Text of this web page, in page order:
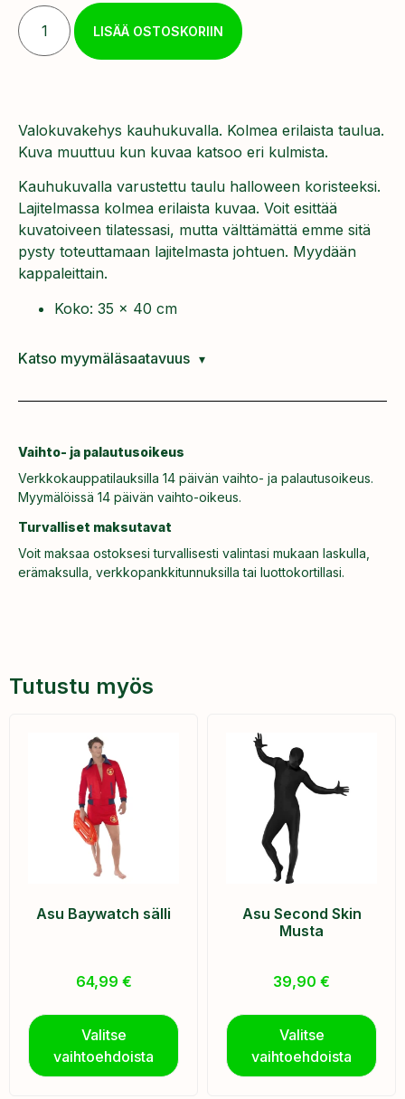
LISÄÄ OSTOSKORIIN
Valokuvakehys kauhukuvalla. Kolmea erilaista taulua.
Kuva muuttuu kun kuvaa katsoo eri kulmista.
Kauhukuvalla varustettu taulu halloween koristeeksi.
Lajitelmassa kolmea erilaista kuvaa. Voit esittää
kuvatoiveen tilatessasi, mutta välttämättä emme sitä
pysty toteuttamaan lajitelmasta johtuen. Myydään
kappaleittain.
Koko: 35 x 40 cm
Katso myymäläsaatavuus
Vaihto- ja palautusoikeus
Verkkokauppatilauksilla 14 päivän vaihto- ja palautusoikeus.
Myymälöissä 14 päivän vaihto-oikeus.
Turvalliset maksutavat
Voit maksaa ostoksesi turvallisesti valintasi mukaan laskulla,
erämaksulla, verkkopankkitunnuksilla tai luottokortillasi.
Tutustu myös
Asu Baywatch sälli
64,99 €
Valitse
vaihtoehdoista
Asu Second Skin
Musta
39,90 €
Valitse
vaihtoehdoista